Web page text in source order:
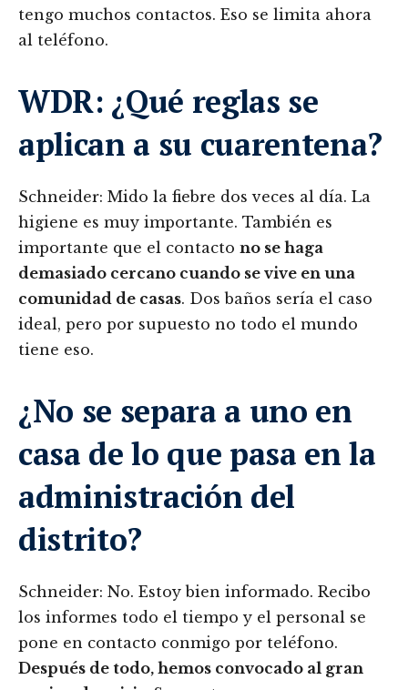
tengo muchos contactos. Eso se limita ahora
al teléfono.
WDR: ¿Qué reglas se
aplican a su cuarentena?
Schneider: Mido la fiebre dos veces al día. La
higiene es muy importante. También es
importante que el contacto no se haga
demasiado cercano cuando se vive en una
comunidad de casas. Dos baños sería el caso
ideal, pero por supuesto no todo el mundo
tiene eso.
¿No se separa a uno en
casa de lo que pasa en la
administración del
distrito?
Schneider: No. Estoy bien informado. Recibo
los informes todo el tiempo y el personal se
pone en contacto conmigo por teléfono.
Después de todo, hemos convocado al gran